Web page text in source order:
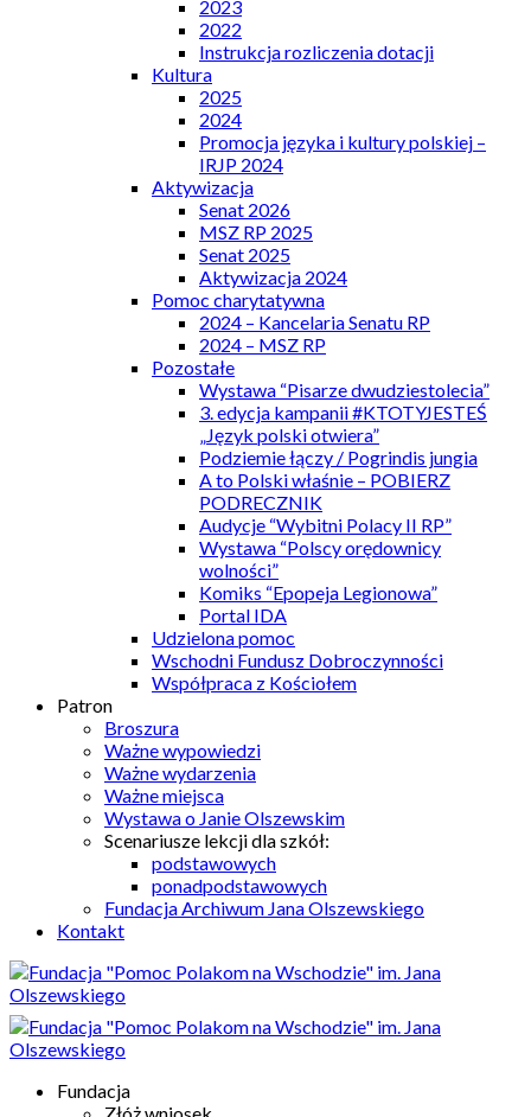
2023
2022
Instrukcja rozliczenia dotacji
Kultura
2025
2024
Promocja języka i kultury polskiej –
IRJP 2024
Aktywizacja
Senat 2026
MSZ RP 2025
Senat 2025
Aktywizacja 2024
Pomoc charytatywna
2024 – Kancelaria Senatu RP
2024 – MSZ RP
Pozostałe
Wystawa “Pisarze dwudziestolecia”
3. edycja kampanii #KTOTYJESTEŚ
„Język polski otwiera”
Podziemie łączy / Pogrindis jungia
A to Polski właśnie – POBIERZ
PODRECZNIK
Audycje “Wybitni Polacy II RP”
Wystawa “Polscy orędownicy
wolności”
Komiks “Epopeja Legionowa”
Portal IDA
Udzielona pomoc
Wschodni Fundusz Dobroczynności
Współpraca z Kościołem
Patron
Broszura
Ważne wypowiedzi
Ważne wydarzenia
Ważne miejsca
Wystawa o Janie Olszewskim
Scenariusze lekcji dla szkół:
podstawowych
ponadpodstawowych
Fundacja Archiwum Jana Olszewskiego
Kontakt
Fundacja